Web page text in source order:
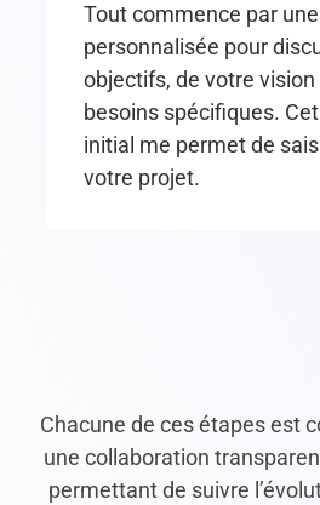
Tout commence par
personnalisée pour
objectifs, de votre vision
besoins spécifiques.
initial me permet de
votre projet.
Chacune de ces étapes est
une collaboration
permettant de suivre